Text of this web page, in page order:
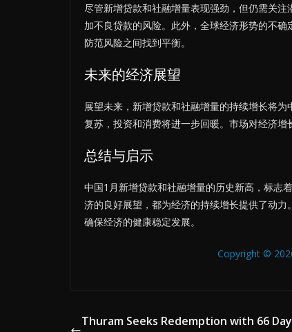
尽管新增贷款和社融增量表现强劲，但仍需关
加不良贷款的风险。此外，全球经济形势的不
防范风险之间找到平衡。
未来的经济展望
展望未来，新增贷款和社融增量的持续增长将
复苏，投资和消费将进一步回暖。市场对经济增
总结与启示
中国1月新增贷款和社融增量的历史新高，标志
济的良好展望，都为经济的持续增长提供了动
确保经济的健康稳定发展。
Copyright ©
Thuram Seeks Redemption with 66